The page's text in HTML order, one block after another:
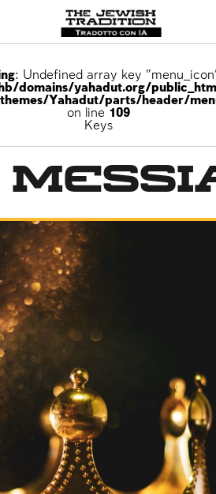
: Undefined array key
domains/yahadut.org/
Yahadut/parts/header/
on line 109
Keys